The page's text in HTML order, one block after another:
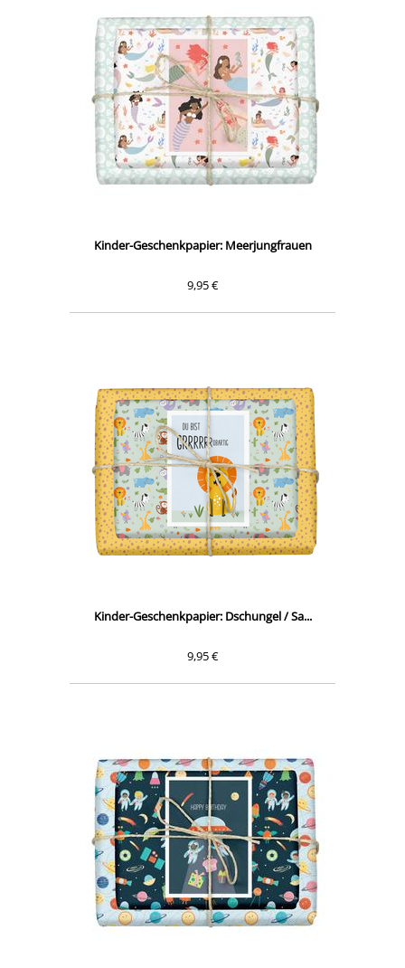
Kinder-Geschenkpapier: Meerjungfrauen
9,95 €
Kinder-Geschenkpapier: Dschungel / Sa...
9,95 €